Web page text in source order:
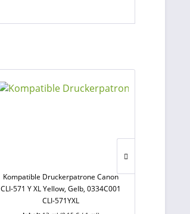
Kompatible Druckerpatrone Canon
CLI-571 Y XL Yellow, Gelb, 0334C001
CLI-571YXL